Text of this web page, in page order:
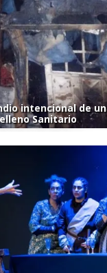
intencional de
Sanitario